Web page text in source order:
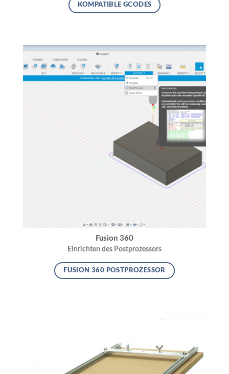
KOMPATIBLE GCODES
Fusion 360
Einrichten des Postprozessors
FUSION 360 POSTPROZESSOR